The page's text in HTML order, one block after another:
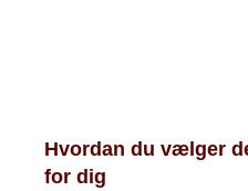
Hvordan du vælger
for dig